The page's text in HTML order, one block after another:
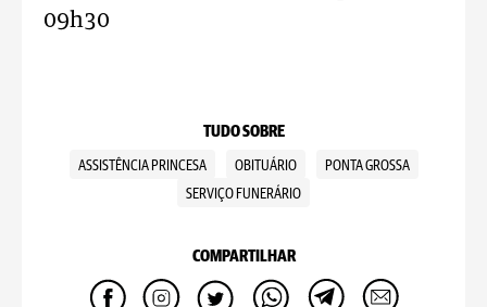
09h30
TUDO SOBRE
ASSISTÊNCIA PRINCESA OBITUÁRIO
PONTA GROSSA
SERVIÇO FUNERÁRIO
COMPARTILHAR